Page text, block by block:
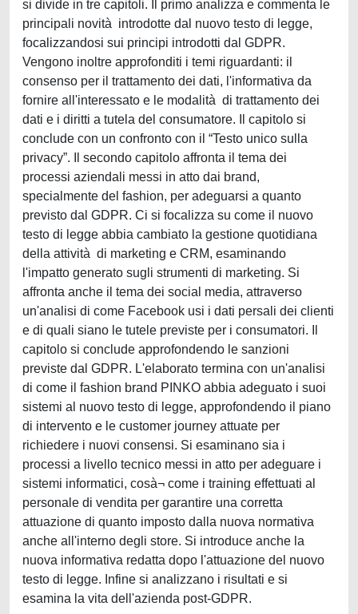
si divide in tre capitoli. Il primo analizza e commenta le
principali novità introdotte dal nuovo testo di legge,
focalizzandosi sui principi introdotti dal GDPR.
Vengono inoltre approfonditi i temi riguardanti: il
consenso per il trattamento dei dati, l'informativa da
fornire all'interessato e le modalità di trattamento dei
dati e i diritti a tutela del consumatore. Il capitolo si
conclude con un confronto con il “Testo unico sulla
privacy”. Il secondo capitolo affronta il tema dei
processi aziendali messi in atto dai brand,
specialmente del fashion, per adeguarsi a quanto
previsto dal GDPR. Ci si focalizza su come il nuovo
testo di legge abbia cambiato la gestione quotidiana
della attività di marketing e CRM, esaminando
l'impatto generato sugli strumenti di marketing. Si
affronta anche il tema dei social media, attraverso
un'analisi di come Facebook usi i dati persali dei clienti
e di quali siano le tutele previste per i consumatori. Il
capitolo si conclude approfondendo le sanzioni
previste dal GDPR. L'elaborato termina con un'analisi
di come il fashion brand PINKO abbia adeguato i suoi
sistemi al nuovo testo di legge, approfondendo il piano
di intervento e le customer journey attuate per
richiedere i nuovi consensi. Si esaminano sia i
processi a livello tecnico messi in atto per adeguare i
sistemi informatici, cosà¬ come i training effettuati al
personale di vendita per garantire una corretta
attuazione di quanto imposto dalla nuova normativa
anche all'interno degli store. Si introduce anche la
nuova informativa redatta dopo l'attuazione del nuovo
testo di legge. Infine si analizzano i risultati e si
esamina la vita dell'azienda post-GDPR.